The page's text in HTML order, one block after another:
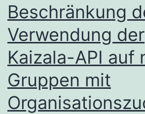
Beschränkung
Verwendung der
Kaizala-API auf
Gruppen mit